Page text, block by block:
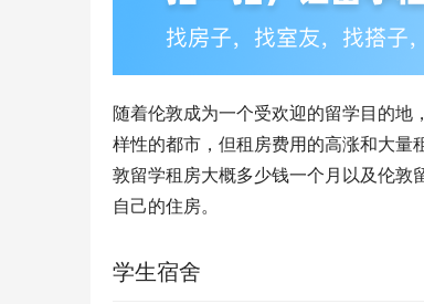
随着伦敦成为一个受欢迎的留学目的
样性的都市，但租房费用的高涨和大量
敦留学租房大概多少钱一个月以及伦敦
自己的住房。
学生宿舍